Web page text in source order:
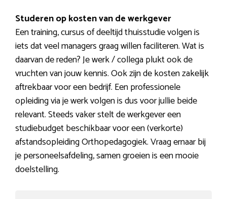
Studeren op kosten van de werkgever
Een training, cursus of deeltijd thuisstudie volgen is
iets dat veel managers graag willen faciliteren. Wat is
daarvan de reden? Je werk / collega plukt ook de
vruchten van jouw kennis. Ook zijn de kosten zakelijk
aftrekbaar voor een bedrijf. Een professionele
opleiding via je werk volgen is dus voor jullie beide
relevant. Steeds vaker stelt de werkgever een
studiebudget beschikbaar voor een (verkorte)
afstandsopleiding Orthopedagogiek. Vraag ernaar bij
je personeelsafdeling, samen groeien is een mooie
doelstelling.